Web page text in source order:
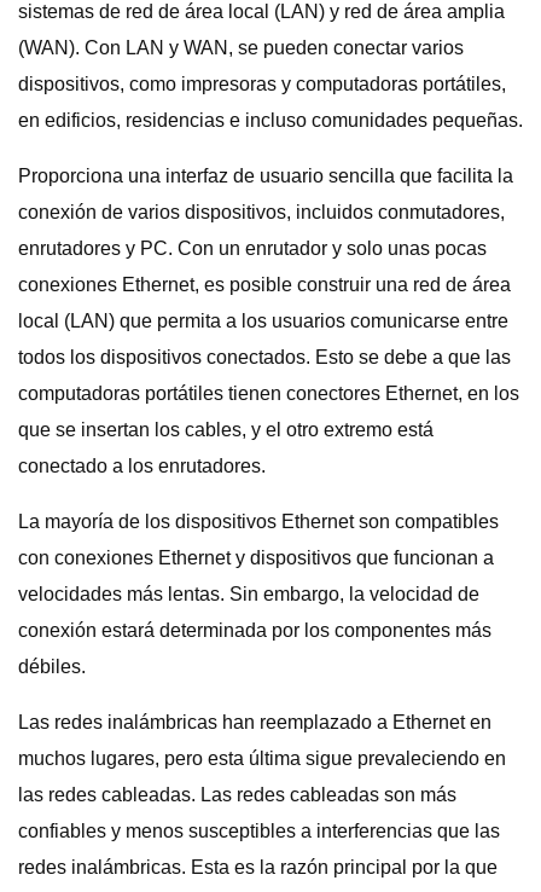
sistemas de red de área local (LAN) y red de área amplia
(WAN). Con LAN y WAN, se pueden conectar varios
dispositivos, como impresoras y computadoras portátiles,
en edificios, residencias e incluso comunidades pequeñas.
Proporciona una interfaz de usuario sencilla que facilita la
conexión de varios dispositivos, incluidos conmutadores,
enrutadores y PC. Con un enrutador y solo unas pocas
conexiones Ethernet, es posible construir una red de área
local (LAN) que permita a los usuarios comunicarse entre
todos los dispositivos conectados. Esto se debe a que las
computadoras portátiles tienen conectores Ethernet, en los
que se insertan los cables, y el otro extremo está
conectado a los enrutadores.
La mayoría de los dispositivos Ethernet son compatibles
con conexiones Ethernet y dispositivos que funcionan a
velocidades más lentas. Sin embargo, la velocidad de
conexión estará determinada por los componentes más
débiles.
Las redes inalámbricas han reemplazado a Ethernet en
muchos lugares, pero esta última sigue prevaleciendo en
las redes cableadas. Las redes cableadas son más
confiables y menos susceptibles a interferencias que las
redes inalámbricas. Esta es la razón principal por la que